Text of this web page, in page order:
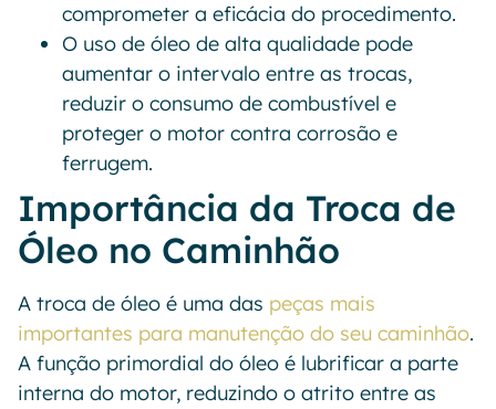
comprometer a eficácia do procedimento.
O uso de óleo de alta qualidade pode
aumentar o intervalo entre as trocas,
reduzir o consumo de combustível e
proteger o motor contra corrosão e
ferrugem.
Importância da Troca de
Óleo no Caminhão
A troca de óleo é uma das peças mais
importantes para manutenção do seu caminhão.
A função primordial do óleo é lubrificar a parte
interna do motor, reduzindo o atrito entre as